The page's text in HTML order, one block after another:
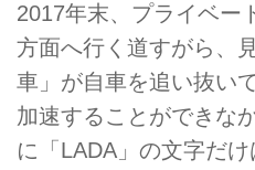
2017年末、プライベー
方面へ行く道すがら、
車」が自車を追い抜い
加速することができな
に「LADA」の文字だ